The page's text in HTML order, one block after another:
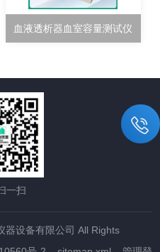
血液透析器血室容量测试仪
一扫
器设备有限公司 All Rights